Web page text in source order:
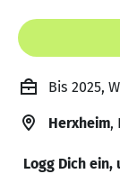
Bis 2025,
Herxheim,
Logg Dich ein,